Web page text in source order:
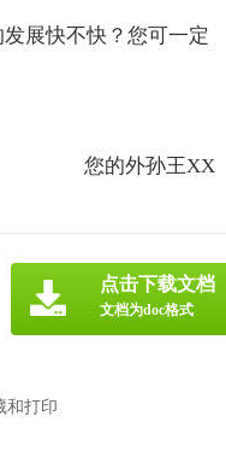
展快不快？您可一定
您的外孙王XX
和打印
点击下载文档
文档为doc格式